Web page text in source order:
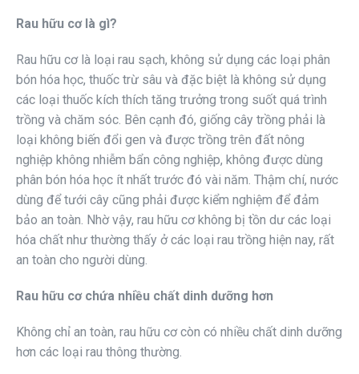
Rau hữu cơ là gì?
Rau hữu cơ là loại rau sạch, không sử dụng các loại phân
bón hóa học, thuốc trừ sâu và đặc biệt là không sử dụng
các loại thuốc kích thích tăng trưởng trong suốt quá trình
trồng và chăm sóc. Bên cạnh đó, giống cây trồng phải là
loại không biến đổi gen và được trồng trên đất nông
nghiệp không nhiễm bẩn công nghiệp, không được dùng
phân bón hóa học ít nhất trước đó vài năm. Thậm chí, nước
dùng để tưới cây cũng phải được kiểm nghiệm để đảm
bảo an toàn. Nhờ vậy, rau hữu cơ không bị tồn dư các loại
hóa chất như thường thấy ở các loại rau trồng hiện nay, rất
an toàn cho người dùng.
Rau hữu cơ chứa nhiều chất dinh dưỡng hơn
Không chỉ an toàn, rau hữu cơ còn có nhiều chất dinh dưỡng
hơn các loại rau thông thường.